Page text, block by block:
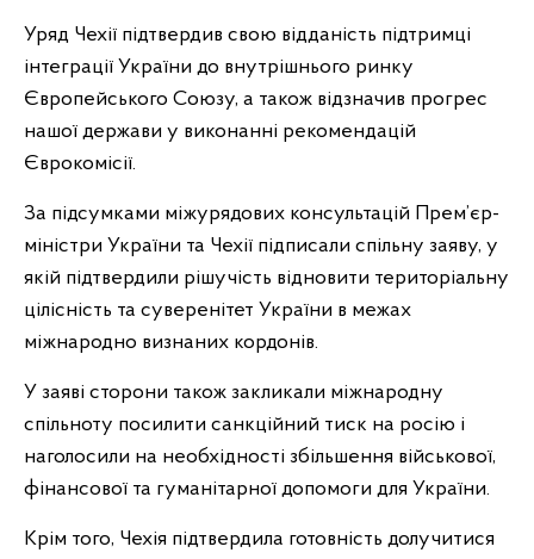
Уряд Чехії підтвердив свою відданість підтримці
інтеграції України до внутрішнього ринку
Європейського Союзу, а також відзначив прогрес
нашої держави у виконанні рекомендацій
Єврокомісії.
За підсумками міжурядових консультацій Прем’єр-
міністри України та Чехії підписали спільну заяву, у
якій підтвердили рішучість відновити територіальну
цілісність та суверенітет України в межах
міжнародно визнаних кордонів.
У заяві сторони також закликали міжнародну
спільноту посилити санкційний тиск на росію і
наголосили на необхідності збільшення військової,
фінансової та гуманітарної допомоги для України.
Крім того, Чехія підтвердила готовність долучитися